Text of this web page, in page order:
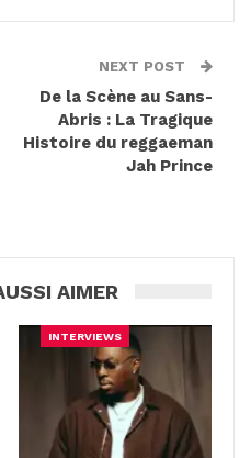
NEXT POST
De la Scène au Sans-
Abris : La Tragique
Histoire du reggaeman
Jah Prince
AIMER
INTERVIEWS